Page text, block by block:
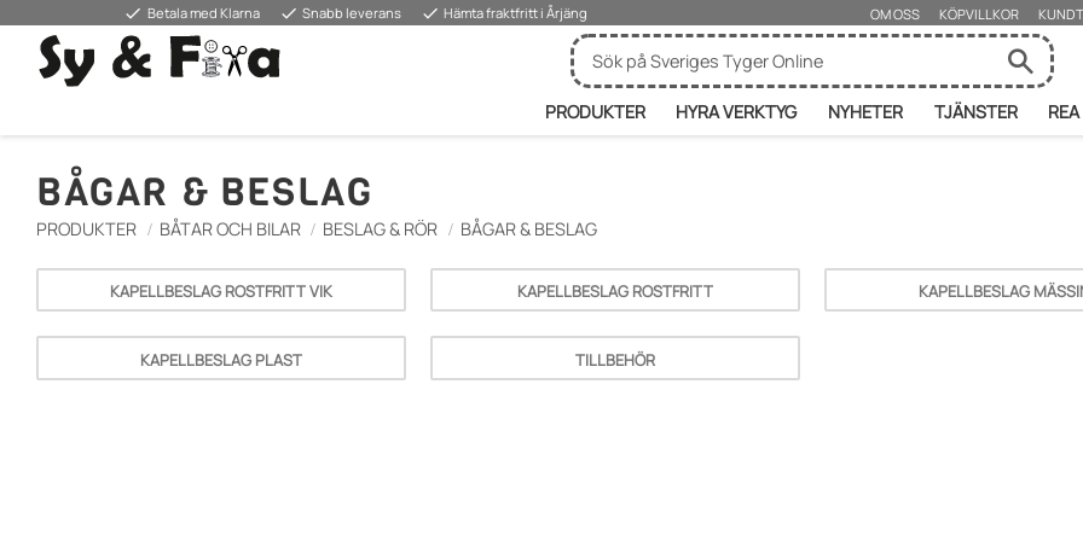
done Betala med Klarna done Snabb leverans done Hämta fraktfritt i Årjäng OM OSS KÖPVILLKOR
PRODUKTER HYRA VERKTYG NYHETER TJÄNSTER REA
BÅGAR & BESLAG
PRODUKTER BÅTAR OCH BILAR BESLAG & RÖR BÅGAR & BESLAG
KAPELLBESLAG ROSTFRITT VIK KAPELLBESLAG ROSTFRITT KAPELLBESLAG
KAPELLBESLAG PLAST TILLBEHÖR